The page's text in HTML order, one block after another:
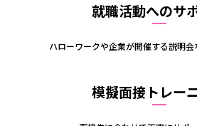
就職活動へのサ
ハローワークや企業が開催する説明会
模擬面接トレー